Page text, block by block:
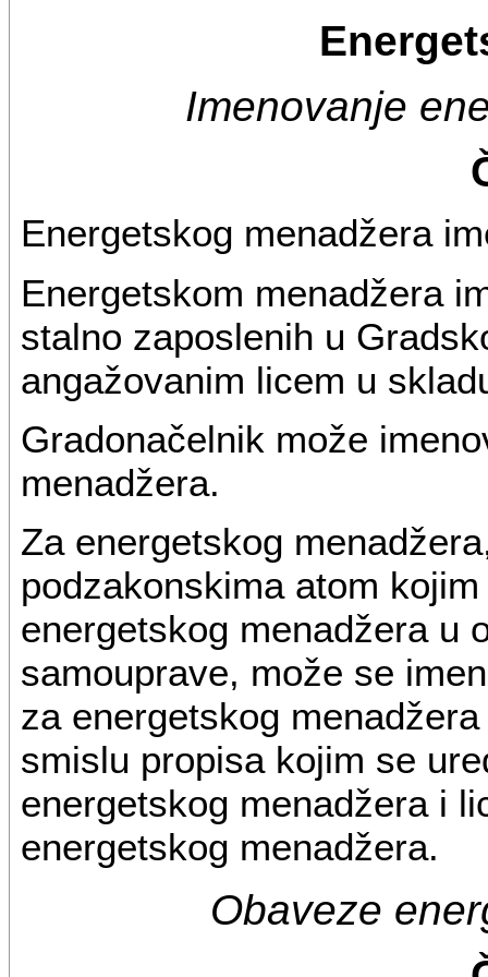
Imenovanje
Energetskog menadžera
Energetskom menadžera
stalno zaposlenih u
angažovanim licem u
Gradonačelnik može
menadžera.
Za energetskog
podzakonskima atom
energetskog menadžera u
samouprave, može se
za energetskog
smislu propisa kojim se
energetskog menadžera i
energetskog menadžera.
Obaveze